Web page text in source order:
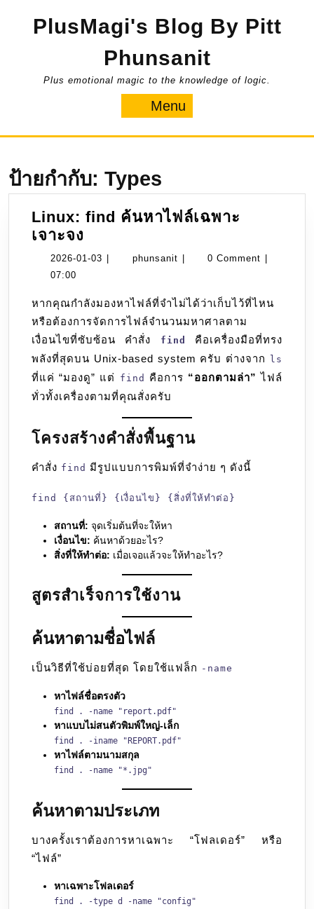
PlusMagi's Blog By Pitt
Phunsanit
Plus emotional magic to the knowledge of logic.
Menu
ป้ายกำกับ: Types
Linux: find ค้นหาไฟล์เฉพาะ
เจาะจง
find
เฉพาะ
เจาะจง
2026-01-03 2026- phunsanit phunsanit0 Comment
07:00
หากคุณกำลังมองหาไฟล์ที่จำไม่ได้ว่าเก็บไว้ที่ไหน
หรือต้องการจัดการไฟล์จำนวนมหาศาลตาม
เงื่อนไขที่ซับซ้อน คำสั่ง
find
คือเครื่องมือที่ทรง
พลังที่สุดบน Unix-based system ครับ ต่างจาก
ls
ที่แค่ “มองดู” แต่ find คือการ “ออกตามล่า” ไฟล์
ทั่วทั้งเครื่องตามที่คุณสั่งครับ
โครงสร้างคำสั่งพื้นฐาน
คำสั่ง find มีรูปแบบการพิมพ์ที่จำง่าย ๆ ดังนี้
find {สถานที่} {เงื่อนไข} {สิ่งที่ให้ทำต่อ}
สถานที่: จุดเริ่มต้นที่จะให้หา
เงื่อนไข: ค้นหาด้วยอะไร?
สิ่งที่ให้ทำต่อ: เมื่อเจอแล้วจะให้ทำอะไร?
สูตรสำเร็จการใช้งาน
ค้นหาตามชื่อไฟล์
เป็นวิธีที่ใช้บ่อยที่สุด โดยใช้แฟล็ก -name
หาไฟล์ชื่อตรงตัว
find . -name "report.pdf"
หาแบบไม่สนตัวพิมพ์ใหญ่-เล็ก
find . -iname "REPORT.pdf"
หาไฟล์ตามนามสกุล
find . -name "*.jpg"
ค้นหาตามประเภท
บางครั้งเราต้องการหาเฉพาะ “โฟลเดอร์” หรือ
“ไฟล์”
หาเฉพาะโฟลเดอร์
find . -type d -name "config"